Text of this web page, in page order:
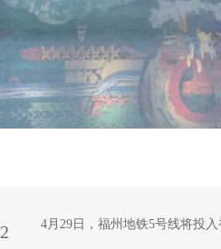
4月29日，福州地铁5号线将投